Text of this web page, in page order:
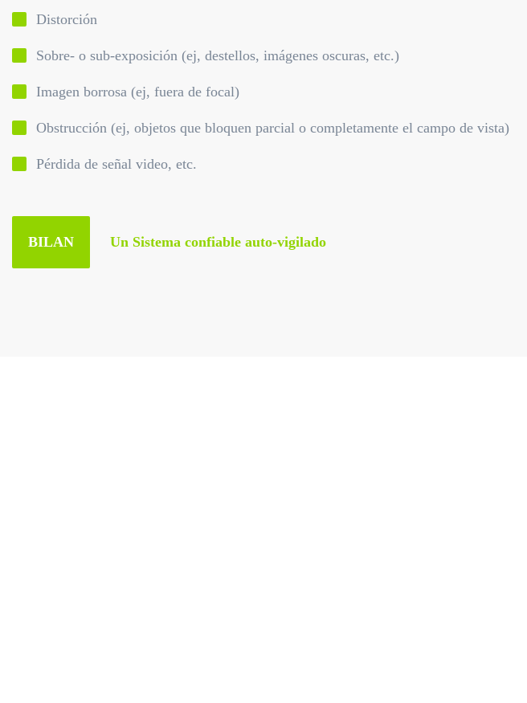
Distorción
Sobre- o sub-exposición (ej, destellos, imágenes oscuras, etc.)
Imagen borrosa (ej, fuera de focal)
Obstrucción (ej, objetos que bloquen parcial o completamente el campo de vista)
Pérdida de señal video, etc.
BILAN Un Sistema confiable auto-vigilado